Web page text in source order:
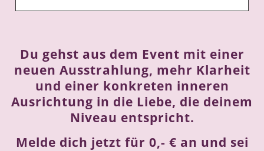
Du gehst aus dem Event mit einer
neuen Ausstrahlung, mehr Klarheit
und einer konkreten inneren
Ausrichtung in die Liebe, die deinem
Niveau entspricht.
Melde dich jetzt für 0,- € an und sei